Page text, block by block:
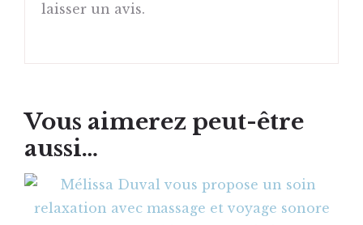
laisser un avis.
Vous aimerez peut-être
aussi…